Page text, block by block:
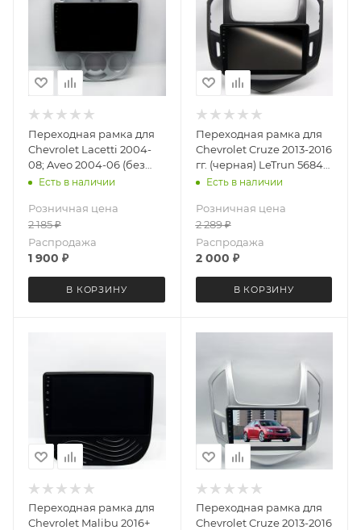
Переходная рамка для
Chevrolet Lacetti 2004-
08; Aveo 2004-06 (без
климат контроля) LeTrun
магнитолу 10 дюймов
Есть в наличии
Розничная цена
2 185₽
Распродажа
1 900 ₽
В КОРЗИНУ
Переходная рамка для
Chevrolet Cruze 2013-2016
гг. (черная) LeTrun 5684
под базовую магнитолу
Есть в наличии
Розничная цена
2 289₽
Распродажа
2 000 ₽
В КОРЗИНУ
Переходная рамка для
Chevrolet Malibu 2016+
Переходная рамка для
Chevrolet Cruze 2013-2016